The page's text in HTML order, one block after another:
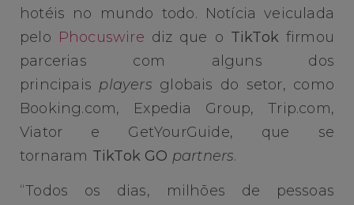
hotéis no mundo todo. Notícia veiculada
pelo Phocuswire diz que o TikTokfirmou
parcerias com alguns dos
principais players globais do setor, como
Booking.com, Expedia Group, Trip.com,
Viator e GetYourGuide, que se
tornaram TikTok GO partners.
“Todos os dias, milhões de pessoas